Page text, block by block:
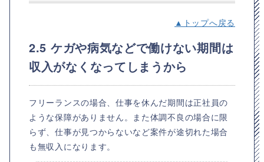
▲トップへ戻る
2.5 ケガや病気などで働けない期間は
収入がなくなってしまうから
フリーランスの場合、仕事を休んだ期間は正社員の
ような保障がありません。また体調不良の場合に限
らず、仕事が見つからないなど案件が途切れた場合
も無収入になります。